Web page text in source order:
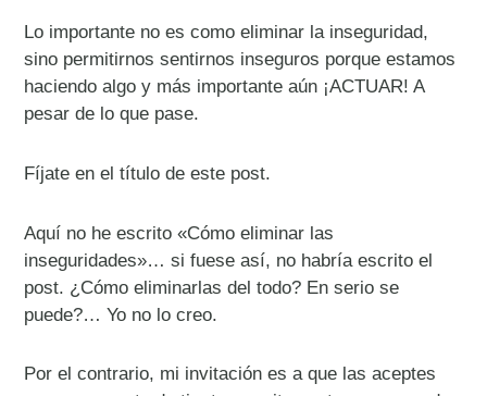
Lo importante no es como eliminar la inseguridad,
sino permitirnos sentirnos inseguros porque estamos
haciendo algo y más importante aún ¡ACTUAR! A
pesar de lo que pase.
Fíjate en el título de este post.
Aquí no he escrito «Cómo eliminar las
inseguridades»… si fuese así, no habría escrito el
post. ¿Cómo eliminarlas del todo? En serio se
puede?… Yo no lo creo.
Por el contrario, mi invitación es a que las aceptes